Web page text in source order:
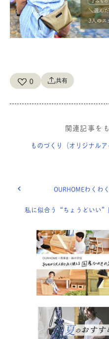
0 共有
関連記事を
ものづくり（オリジナルア
OURHOMEわくわ